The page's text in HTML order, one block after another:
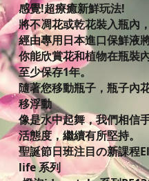
感覺!超療癒新鮮玩法!
將不凋花或乾花裝入瓶內，
經由專用日本進口保鮮液
你能欣賞花和植物在瓶裝內
至少保存1年。
隨著您移動瓶子，瓶子內
移浮動
像是水中起舞，我們相信
活態度，繼續有所堅持。
聖誕節日班注目の新課程
life 系列